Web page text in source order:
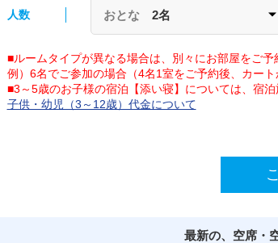
人数 おとな 2名
■ルームタイプが異なる場合は、別々にお部屋をご予
例）6名でご参加の場合（4名1室をご予約後、カー
■3～5歳のお子様の宿泊【添い寝】については、宿
子供・幼児（3～12歳）代金について
最新の、空席・